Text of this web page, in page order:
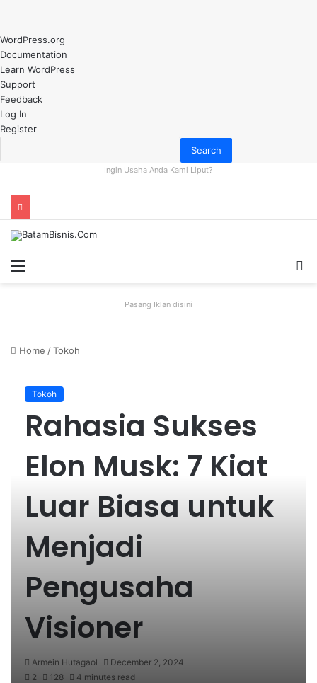
About
WordPress
WordPress.org
Documentation
Learn WordPress
Support
Feedback
Log In
Register
Search
Ingin Usaha Anda Kami Liput?
Menu
Pasang Iklan disini
Home /Tokoh
Tokoh
Rahasia Sukses
Elon Musk: 7 Kiat
Luar Biasa untuk
Menjadi
Pengusaha
Visioner
Armein Hutagaol
December 2, 2024
2
128 4 minutes read